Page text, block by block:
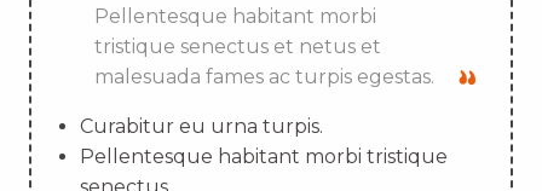
Pellentesque habitant morbi
tristique senectus et netus et
malesuada fames ac turpis egestas.
Curabitur eu urna turpis.
Pellentesque habitant morbi tristique